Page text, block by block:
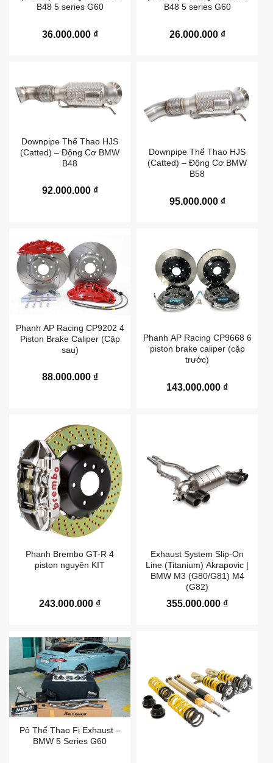
B48 5 series G60
36.000.000 ₫
B48 5 series G60
26.000.000 ₫
Downpipe Thể Thao HJS
(Catted) – Động Cơ BMW
B48
92.000.000 ₫
Downpipe Thể Thao HJS
(Catted) – Động Cơ BMW
B58
95.000.000 ₫
Phanh AP Racing CP9202 4
Piston Brake Caliper (Cặp
sau)
88.000.000 ₫
Phanh AP Racing CP9668 6
piston brake caliper (cặp
trước)
143.000.000 ₫
Phanh Brembo GT-R 4
piston nguyên KIT
243.000.000 ₫
Exhaust System Slip-On
Line (Titanium) Akrapovic |
BMW M3 (G80/G81) M4
(G82)
355.000.000 ₫
Pô Thể Thao Fi Exhaust –
BMW 5 Series G60